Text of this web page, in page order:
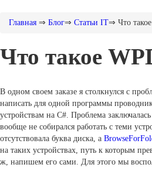
Главная ⇒ Блог⇒ Статьи IT⇒ Что
Что такое
В одном своем заказе я столкнулся с
написать для одной программы
устройствам на C#. Проблема
вообще не собирался работать с теми
отсутствовала буква диска, а
на таких устройствах, путь к которым
ж, напишем его сами. Для этого мы